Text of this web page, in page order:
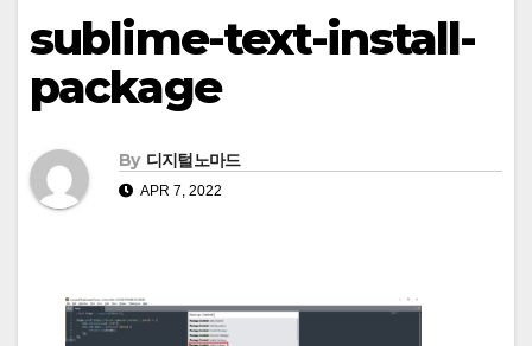
sublime-text-install-
package
By 디지털노마드
APR 7, 2022